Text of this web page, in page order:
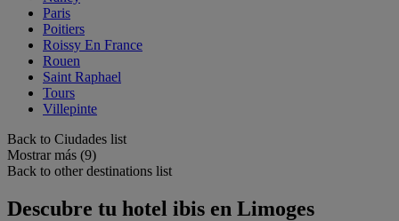
Paris
Poitiers
Roissy En France
Rouen
Saint Raphael
Tours
Villepinte
Back to Ciudades list
Mostrar más (9)
Back to other destinations list
Descubre tu hotel ibis en Limoges